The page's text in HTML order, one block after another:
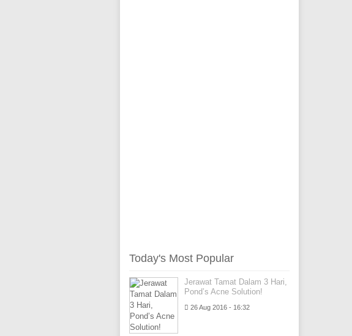
Today's Most Popular
Jerawat Tamat Dalam 3 Hari,
Pond’s Acne Solution!
26 Aug 2016 - 16:32